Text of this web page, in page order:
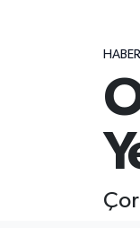
Tüm
Haber Arşivi